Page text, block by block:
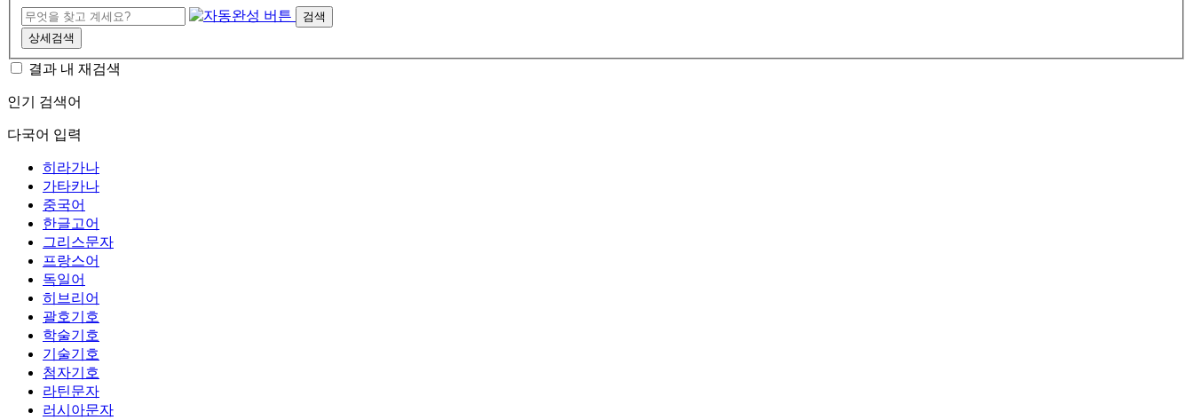
검색
상세검색
결과 내 재검색
인기 검색어
다국어 입력
히라가나
가타카나
중국어
한글고어
그리스문자
프랑스어
독일어
히브리어
괄호기호
학술기호
기술기호
첨자기호
라틴문자
러시아문자